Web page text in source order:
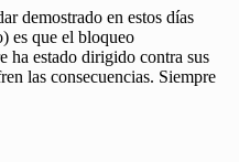
demostrado en estos días
es que el bloqueo
ha estado dirigido contra sus
las consecuencias. Siempre